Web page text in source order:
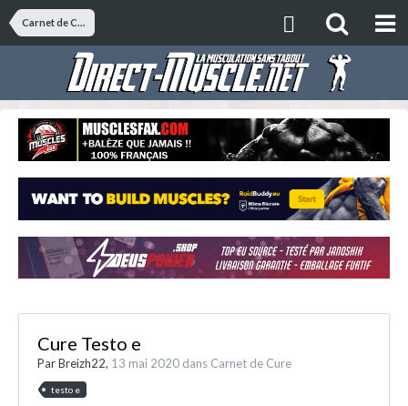
Carnet de Cure
Cure Testo e
ParBreizh22, 13 mai 2020 dans Carnet de Cure
testo e